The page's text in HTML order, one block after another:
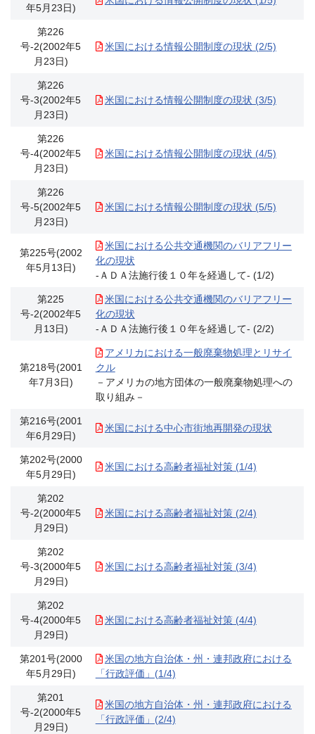
年5月23日)
第226
号-2(2002年5
月23日)
米国における情報公開制度の現状 (2/5)
第226
号-3(2002年5
月23日)
米国における情報公開制度の現状 (3/5)
第226
号-4(2002年5
月23日)
米国における情報公開制度の現状 (4/5)
第226
号-5(2002年5
月23日)
米国における情報公開制度の現状 (5/5)
第225号(2002
年5月13日)
米国における公共交通機関のバリアフリー
化の現状
-ＡＤＡ法施行後１０年を経過して- (1/2)
第225
号-2(2002年5
月13日)
米国における公共交通機関のバリアフリー
化の現状
-ＡＤＡ法施行後１０年を経過して- (2/2)
第218号(2001
年7月3日)
アメリカにおける一般廃棄物処理とリサイ
クル
－アメリカの地方団体の一般廃棄物処理への
取り組み－
第216号(2001
年6月29日)
米国における中心市街地再開発の現状
第202号(2000
年5月29日)
米国における高齢者福祉対策 (1/4)
第202
号-2(2000年5
月29日)
米国における高齢者福祉対策 (2/4)
第202
号-3(2000年5
月29日)
米国における高齢者福祉対策 (3/4)
第202
号-4(2000年5
月29日)
米国における高齢者福祉対策 (4/4)
第201号(2000
年5月29日)
米国の地方自治体・州・連邦政府における
「行政評価」(1/4)
第201
号-2(2000年5
月29日)
米国の地方自治体・州・連邦政府における
「行政評価」(2/4)